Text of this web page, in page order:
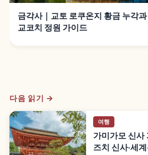
금각사｜교토 로쿠온지 황금 누각과
교코치 정원 가이드
다음 읽기 →
여행
가미가모 신사
즈치 신사·세